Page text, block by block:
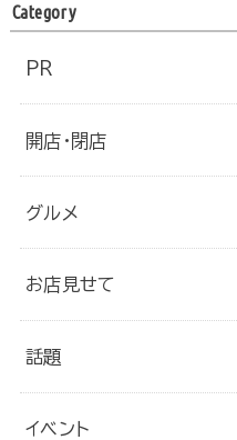
Category
PR
開店・閉店
グルメ
お店見せて
話題
イベント